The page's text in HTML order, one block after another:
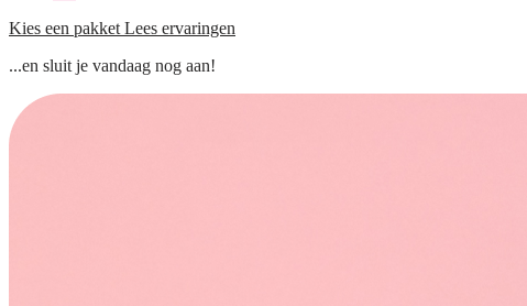
Kies een pakket Lees ervaringen
...en sluit je vandaag nog aan!